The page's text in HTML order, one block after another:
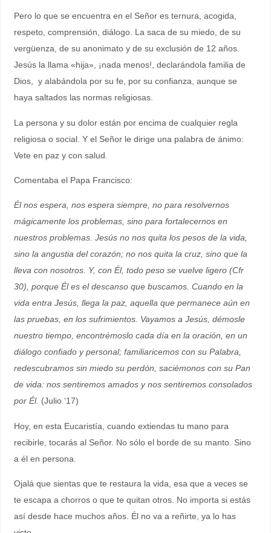
Pero lo que se encuentra en el Señor es ternura, acogida,
respeto, comprensión, diálogo. La saca de su miedo, de su
vergüenza, de su anonimato y de su exclusión de 12 años.
Jesús la llama «hija», ¡nada menos!, declarándola familia de
Dios, y alabándola por su fe, por su confianza, aunque se
haya saltados las normas religiosas.
La persona y su dolor están por encima de cualquier regla
religiosa o social. Y el Señor le dirige una palabra de ánimo:
Vete en paz y con salud.
Comentaba el Papa Francisco:
Él nos espera, nos espera siempre, no para resolvernos
mágicamente los problemas, sino para fortalecernos en
nuestros problemas. Jesús no nos quita los pesos de la vida,
sino la angustia del corazón; no nos quita la cruz, sino que la
lleva con nosotros. Y, con Él, todo peso se vuelve ligero (Cfr
30), porque Él es el descanso que buscamos. Cuando en la
vida entra Jesús, llega la paz, aquella que permanece aún en
las pruebas, en los sufrimientos. Vayamos a Jesús, démosle
nuestro tiempo, encontrémoslo cada día en la oración, en un
diálogo confiado y personal; familiaricemos con su Palabra,
redescubramos sin miedo su perdón, saciémonos con su Pan
de vida: nos sentiremos amados y nos sentiremos consolados
por Él. (Julio ‘17)
Hoy, en esta Eucaristía, cuando extiendas tu mano para
recibirle, tocarás al Señor. No sólo el borde de su manto. Sino
a él en persona.
Ojalá que sientas que te restaura la vida, esa que a veces se
te escapa a chorros o que te quitan otros. No importa si estás
así desde hace muchos años. Él no va a reñirte, ya lo has